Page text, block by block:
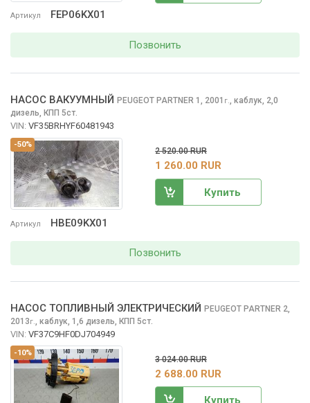
Артикул FEP06KX01
Позвонить
-50%
Артикул HBE09KX01
НАСОС ВАКУУМНЫЙ PEUGEOT PARTNER 1, 2001 г., каблук, 2,0
дизель, КПП 5ст.
VIN: VF35BRHYF60481943
2 520.00 RUR
1 260.00 RUR
Купить
Позвонить
-10%
НАСОС ТОПЛИВНЫЙ ЭЛЕКТРИЧЕСКИЙ PEUGEOT PARTNER 2,
2013г. каблук, 1,6 дизель, КПП 5ст.
VIN: VF37C9HF0DJ704949
3 024.00 RUR
2 688.00 RUR
Купить